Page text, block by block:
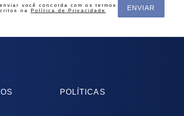
ENVIAR
você concorda com os termos
na Política de Privacidade
POLÍTICAS